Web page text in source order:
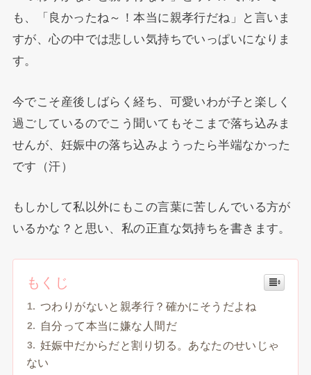
も、「良かったね～！本当に親孝行だね」と言いま
すが、心の中では悲しい気持ちでいっぱいになりま
す。
今でこそ産後しばらく経ち、可愛いわが子と楽しく
過ごしているのでこう聞いてもそこまで落ち込みま
せんが、妊娠中の落ち込みようったら半端なかった
です（汗）
もしかして私以外にもこの言葉に苦しんでいる方が
いるかな？と思い、私の正直な気持ちを書きます。
もくじ
つわりがないと親孝行？確かにそうだよね
自分って本当に嫌な人間だ
妊娠中だからだと割り切る。あなたのせいじゃ
ない